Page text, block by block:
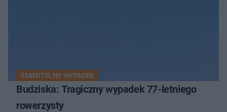
ŚMIERTELNY WYPADEK
Budziska: Tragiczny wypadek 77-letniego
rowerzysty